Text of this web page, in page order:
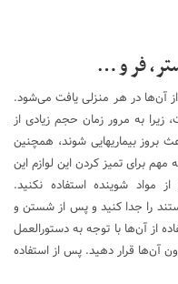
فر و …
از آن‌ها در هر منزلی یافت می‌شود.
به مرور زمان حجم زیادی از
بروز بیماریهایی شوند، همچنین
برای تمیز کردن این لوازم این
مواد شوینده استفاده نکنید.
را جدا کنید و پس از شستن و
از آن‌ها با توجه به دستورالعمل
آن‌ها قرار دهید. پس از استفاده